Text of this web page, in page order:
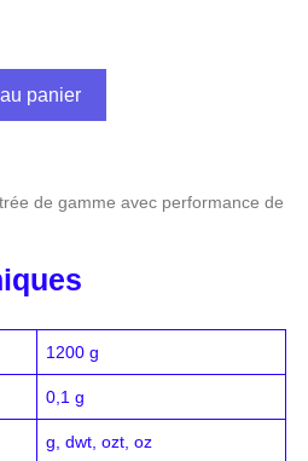
panier
de gamme avec performance de
1200 g
0,1 g
g, dwt, ozt, oz